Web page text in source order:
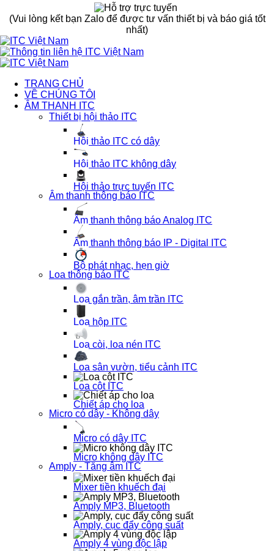
(Vui lòng kết bạn Zalo để được tư vấn thiết bị và báo giá tốt
nhất)
TRANG CHỦ
VỀ CHÚNG TÔI
ÂM THANH ITC
Thiết bị hội thảo ITC
Hội thảo ITC có dây
Hội thảo ITC không dây
Hội thảo trực tuyến ITC
Âm thanh thông báo ITC
Âm thanh thông báo Analog ITC
Âm thanh thông báo IP - Digital ITC
Bộ phát nhạc, hẹn giờ
Loa thông báo ITC
Loa gắn trần, âm trần ITC
Loa hộp ITC
Loa còi, loa nén ITC
Loa sân vườn, tiểu cảnh ITC
Loa cột ITC
Chiết áp cho loa
Micro có dây - Không dây
Micro có dây ITC
Micro không dây ITC
Amply - Tăng âm ITC
Mixer tiền khuếch đại
Amply MP3, Bluetooth
Amply, cục đẩy công suất
Amply 4 vùng độc lập